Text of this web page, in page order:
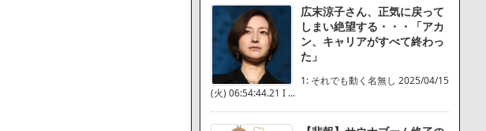
広末涼子さん、正気に戻って
しまい絶望する・・・「アカ
ン、キャリアがすべて終わっ
た」
1: それでも動く名無し 2025/04/15
(火) 06:54:44.21 I ...